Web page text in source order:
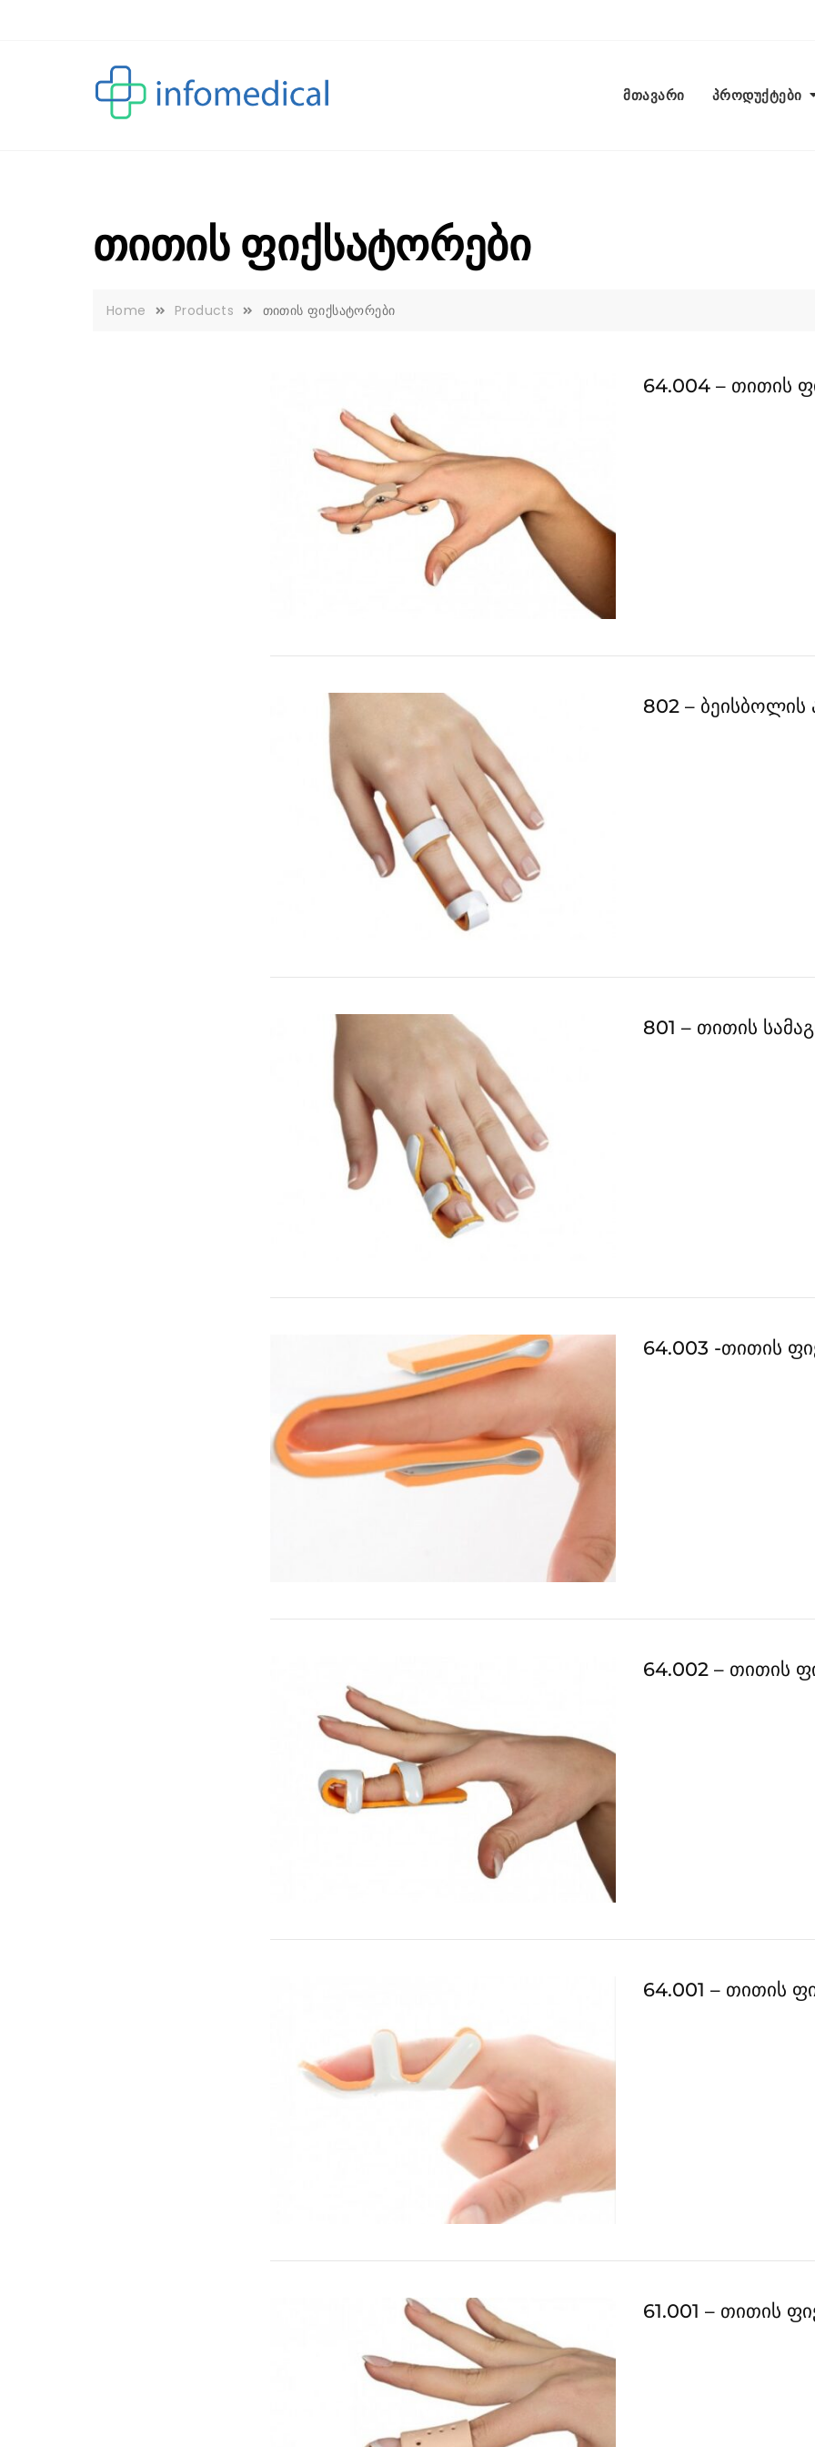
მთავარი პროდუქტები
თითის ფიქსატორები
Home Products თითის ფიქსატორები
64.004 – თითის
802 – ბეისბოლის
801 – თითის
64.003 -თითის
64.002 – თითის
64.001 – თითის
61.001 – თითის